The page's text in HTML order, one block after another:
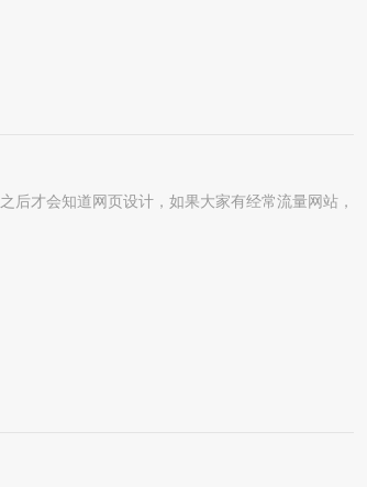
才会知道网页设计，如果大家有经常流量网站，